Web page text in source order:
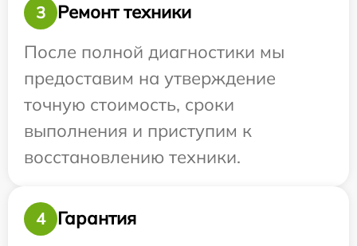
3
Ремонт техники
После полной диагностики мы
предоставим на утверждение
точную стоимость, сроки
выполнения и приступим к
восстановлению техники.
4 Гарантия